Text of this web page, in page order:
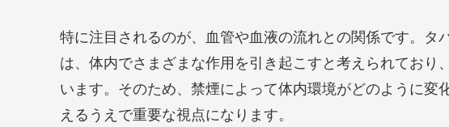
特に注目されるのが、血管や血液の流れとの関係です。タ
は、体内でさまざまな作用を引き起こすと考えられており
います。そのため、禁煙によって体内環境がどのように変
えるうえで重要な視点になります。